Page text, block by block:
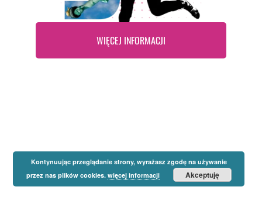
WIĘCEJ INFORMACJI
Kontynuując przeglądanie strony, wyrażasz zgodę na używanie
przez nas plików cookies. więcej informacji Akceptuję